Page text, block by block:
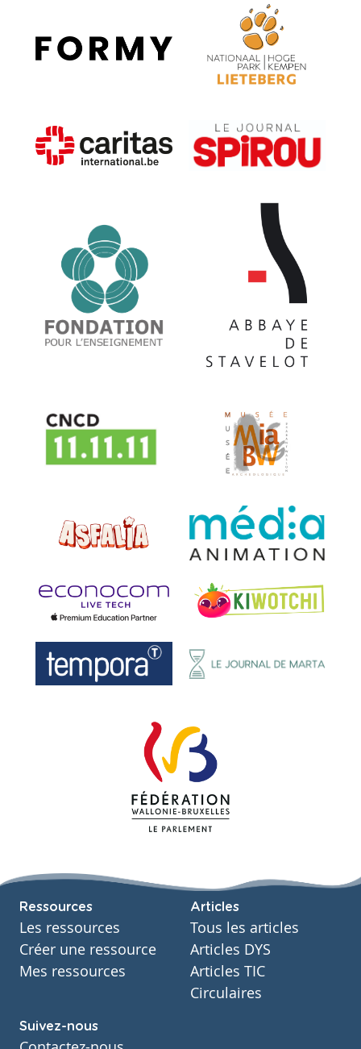
Ressources
Les ressources
Créer une ressource
Mes ressources
Articles
Tous les articles
Articles DYS
Articles TIC
Circulaires
Suivez-nous